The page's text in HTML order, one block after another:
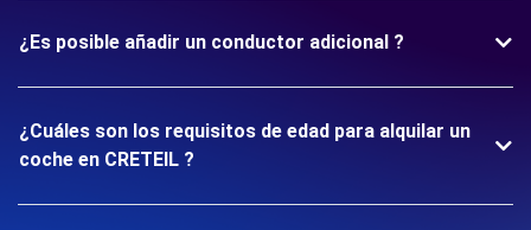
¿Es posible añadir un conductor adicional ?
¿Cuáles son los requisitos de edad para alquilar un
coche en CRETEIL ?